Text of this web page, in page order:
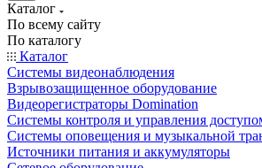
Каталог
По всему сайту
По каталогу
Каталог
Системы видеонаблюдения
Взрывозащищенное оборудование
Видеорегистраторы Domination
Системы контроля и управления
Системы оповещения и музыкальной
Источники питания и аккумуляторы